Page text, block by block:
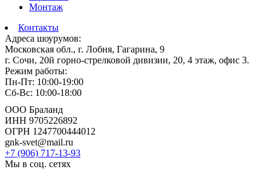
Монтаж
Контакты
Адреса шоурумов:
Московская обл., г. Лобня, Гагарина, 9
г. Сочи, 20й горно-стрелковой дивизии, 20, 4 этаж, офис 3.
Режим работы:
Пн-Пт: 10:00-19:00
Сб-Вс: 10:00-18:00
ООО Браланд
ИНН 9705226892
ОГРН 1247700444012
gnk-svet@mail.ru
+7 (906) 717-13-93
Мы в соц. сетях